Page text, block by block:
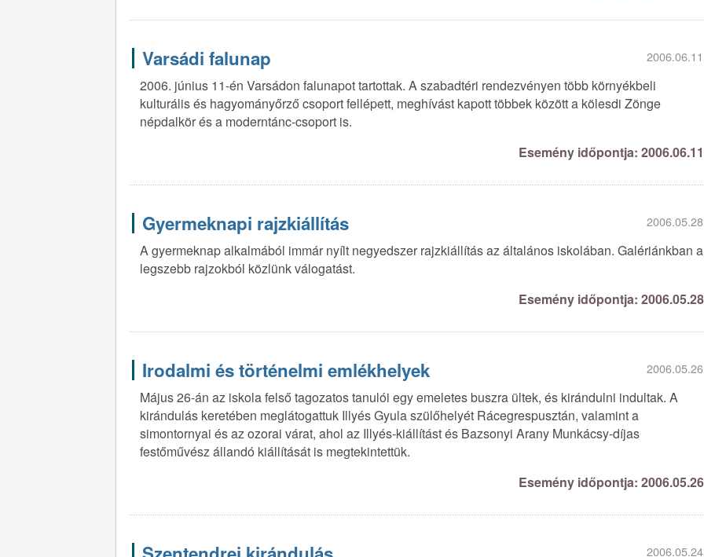
Varsádi falunap
2006. június 11-én Varsádon falunapot tartottak. A szabadtéri rendezvényen több környékbeli
kulturális és hagyományőrző csoport fellépett, meghívást kapott többek között a kölesdi Zönge
népdalkör és a moderntánc-csoport is.
Esemény időpontja: 2006.06.11
Gyermeknapi rajzkiállítás
A gyermeknap alkalmából immár nyílt negyedszer rajzkiállítás az általános iskolában. Galériánkban a
legszebb rajzokból közlünk válogatást.
Esemény időpontja: 2006.05.28
Irodalmi és történelmi emlékhelyek
Május 26-án az iskola felső tagozatos tanulói egy emeletes buszra ültek, és kirándulni indultak. A
kirándulás keretében meglátogattuk Illyés Gyula szülőhelyét Rácegrespusztán, valamint a
simontornyai és az ozorai várat, ahol az Illyés-kiállítást és Bazsonyi Arany Munkácsy-díjas
festőművész állandó kiállítását is megtekintettük.
Esemény időpontja: 2006.05.26